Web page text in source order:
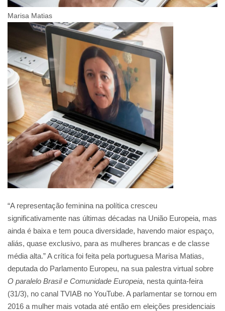
Marisa Matias
“A representação feminina na política cresceu
significativamente nas últimas décadas na União Europeia, mas
ainda é baixa e tem pouca diversidade, havendo maior espaço,
aliás, quase exclusivo, para as mulheres brancas e de classe
média alta.” A crítica foi feita pela portuguesa Marisa Matias,
deputada do Parlamento Europeu, na sua palestra virtual sobre
O paralelo Brasil e Comunidade Europeia, nesta quinta-feira
(31/3), no canal TVIAB no YouTube. A parlamentar se tornou em
2016 a mulher mais votada até então em eleições presidenciais